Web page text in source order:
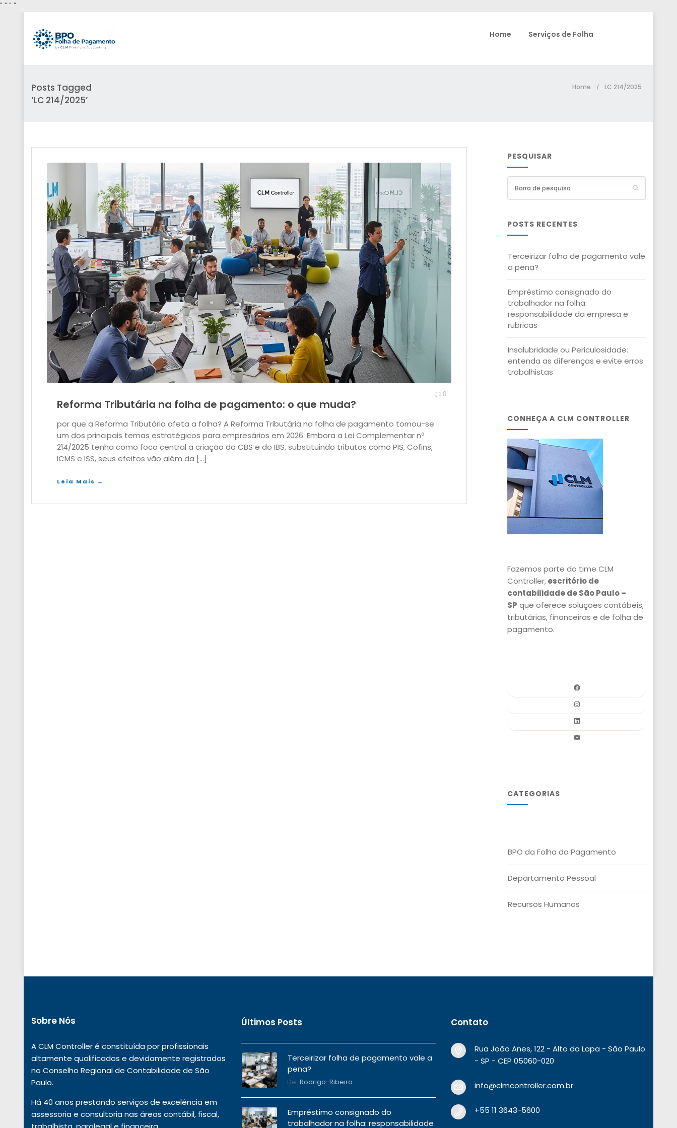
" " " "
Home Serviços de Folha
Posts Tagged
‘LC 214/2025’
Home / LC 214/2025
Reforma Tributária na folha de pagamento: o que muda?
0
por que a Reforma Tributária afeta a folha? A Reforma Tributária na folha de pagamento tornou-se
um dos principais temas estratégicos para empresários em 2026. Embora a Lei Complementar nº
214/2025 tenha como foco central a criação da CBS e do IBS, substituindo tributos como PIS, Cofins,
ICMS e ISS, seus efeitos vão além da […]
Leia Mais →
PESQUISAR
POSTS RECENTES
Terceirizar folha de pagamento vale
a pena?
Empréstimo consignado do
trabalhador na folha:
responsabilidade da empresa e
rubricas
Insalubridade ou Periculosidade:
entenda as diferenças e evite erros
trabalhistas
CONHEÇA A CLM CONTROLLER
Fazemos parte do time CLM
Controller,escritório de
contabilidade de São Paulo –
SP que oferece soluções contábeis,
tributárias, financeiras e de folha de
pagamento.
CATEGORIAS
BPO da Folha do Pagamento
Departamento Pessoal
Recursos Humanos
Sobre Nós
A CLM Controller é constituída por profissionais
altamente qualificados e devidamente registrados
no Conselho Regional de Contabilidade de São
Paulo.
Há 40 anos prestando serviços de excelência em
assessoria e consultoria nas áreas contábil, fiscal,
Últimos Posts
Terceirizar folha de pagamento vale a
pena?
De: Rodrigo-Ribeiro
Empréstimo consignado do
trabalhador na folha: responsabilidade
Contato
Rua João Anes, 122 - Alto da Lapa - São Paulo
- SP - CEP 05060-020
info@clmcontroller.com.br
+55 11 3643-5600